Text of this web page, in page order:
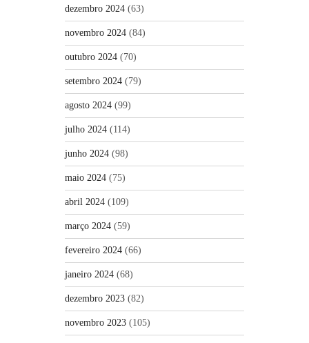
dezembro 2024 (63)
novembro 2024 (84)
outubro 2024 (70)
setembro 2024 (79)
agosto 2024 (99)
julho 2024 (114)
junho 2024 (98)
maio 2024 (75)
abril 2024 (109)
março 2024 (59)
fevereiro 2024 (66)
janeiro 2024 (68)
dezembro 2023 (82)
novembro 2023 (105)